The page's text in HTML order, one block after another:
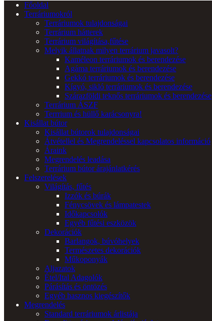
Főoldal
Terráriumokról
Terráriumok tulajdonságai
Terrárium hátterek
Terrárium világítása,fűtése
Melyik állatnak milyen terrárium javasolt?
Kaméleon terráriumok és berendezése
Agáma terráriumok és berendezése
Gekkó terráriumok és berendezése
Kígyó, sikló terráriumok és berendezése
Szárazföldi teknős terráriumok és berendezése
Terrárium ÁSZF
Terrrium és hüllő karácsonyra!
Kisállat bútor
Kisállat bútorok tulajdonságai
Átvétellel és Megrendeléssel kapcsolatos információ
Áraink
Megrendelés leadása
Terrárium bútor árajánlatkérés
Felszerelések
Világítás, fűtés
Izzók és búrák
Fénycsövek és lámpatestek
Időkapcsolók
Egyéb fűtési eszközök
Dekorációk
Barlangok, búvóhelyek
Természetes dekorációk
Műkoponyák
Aljazatok
Étel/Ital Adagolók
Párásítás és öntözés
Egyéb hasznos kiegészítők
Megrendelés
Standard terráriumok árlistája